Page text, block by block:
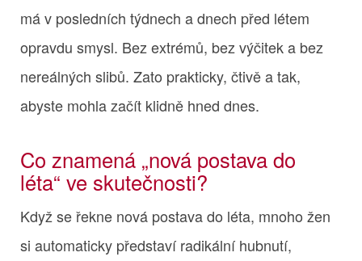
má v posledních týdnech a dnech před létem
opravdu smysl. Bez extrémů, bez výčitek a bez
nereálných slibů. Zato prakticky, čtivě a tak,
abyste mohla začít klidně hned dnes.
Co znamená „nová postava do
léta“ ve skutečnosti?
Když se řekne nová postava do léta, mnoho žen
si automaticky představí radikální hubnutí,